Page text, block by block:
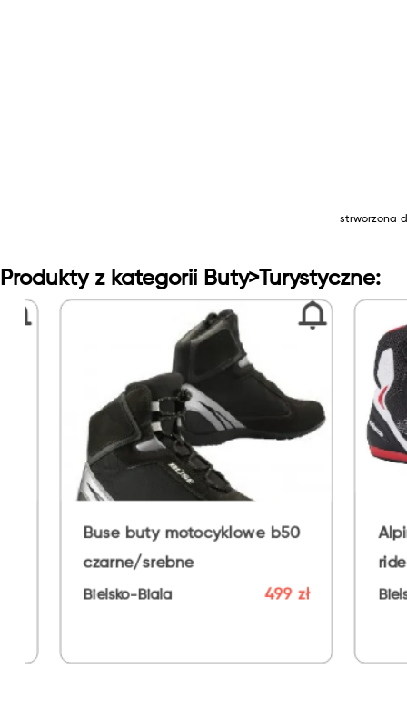
strworzona
Produkty z kategorii Buty>Turystyczne:
buty motocyklowe b50
srebne
Alpinestars
rideknit bi/cz/
Bielsko-Biala